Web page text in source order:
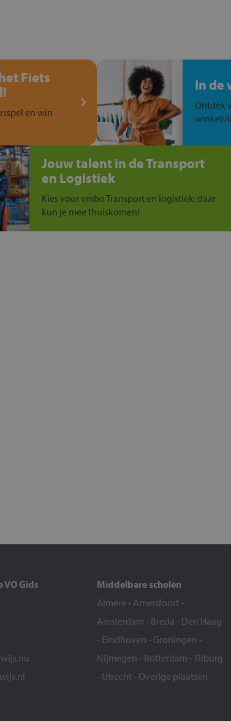
Fiets
en win
In de
Ontdek
Jouw talent in de Transport
en Logistiek
Kies voor vmbo Transport en logistiek: daar
kun je mee thuiskomen!
VO Gids
Middelbare scholen
Almere - Amersfoort -
Amsterdam - Breda - Den Haag
- Eindhoven - Groningen -
Nijmegen - Rotterdam -Tilburg
- Utrecht - Overige plaatsen